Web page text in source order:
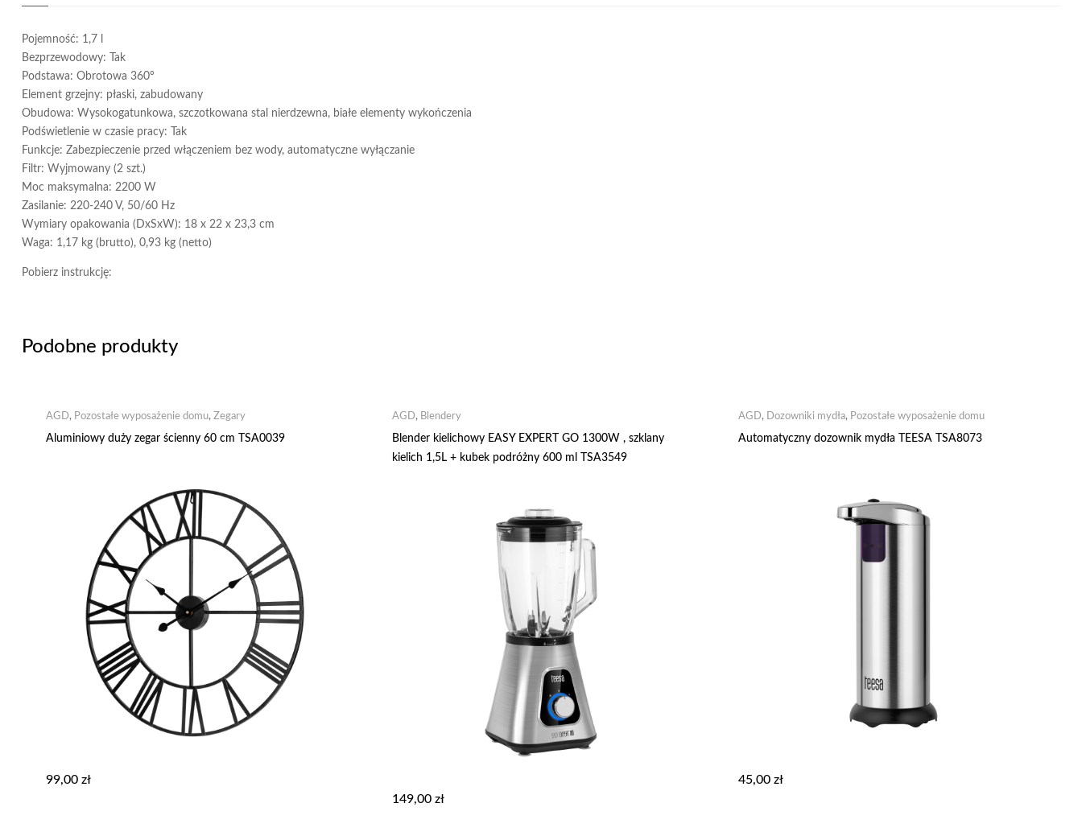
Pojemność: 1,7 l
Bezprzewodowy: Tak
Podstawa: Obrotowa 360°
Element grzejny: płaski, zabudowany
Obudowa: Wysokogatunkowa, szczotkowana stal nierdzewna, białe elementy wykończenia
Podświetlenie w czasie pracy: Tak
Funkcje: Zabezpieczenie przed włączeniem bez wody, automatyczne wyłączanie
Filtr: Wyjmowany (2 szt.)
Moc maksymalna: 2200 W
Zasilanie: 220-240 V, 50/60 Hz
Wymiary opakowania (DxSxW): 18 x 22 x 23,3 cm
Waga: 1,17 kg (brutto), 0,93 kg (netto)
Pobierz instrukcję:
Podobne produkty
AGD, Pozostałe wyposażenie domu, Zegary
Aluminiowy duży zegar ścienny 60 cm TSA0039
99,00 zł
AGD, Blendery
Blender kielichowy EASY EXPERT GO 1300W , szklany
kielich 1,5L + kubek podróżny 600 ml TSA3549
149,00 zł
AGD, Dozowniki mydła, Pozostałe wyposażenie domu
Automatyczny dozownik mydła TEESA TSA8073
45,00 zł